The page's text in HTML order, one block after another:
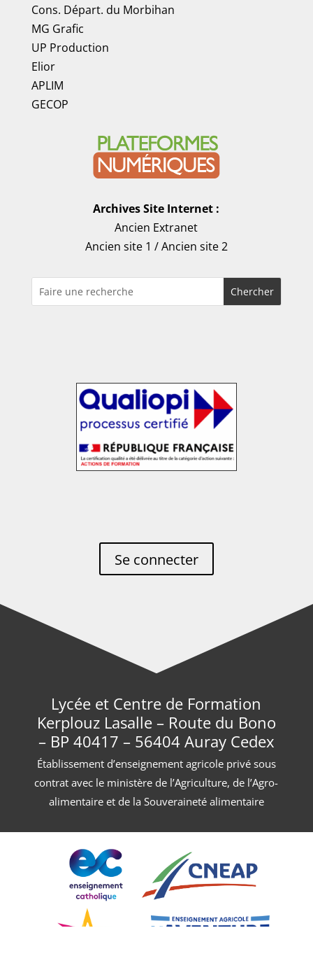
Cons. Départ. du Morbihan
MG Grafic
UP Production
Elior
APLIM
GECOP
Archives Site Internet :
Ancien Extranet
Ancien site 1 /Ancien site 2
Se connecter
Lycée et Centre de Formation
Kerplouz Lasalle – Route du Bono
– BP 40417 – 56404 Auray Cedex
Établissement d’enseignement agricole privé sous
contrat avec le ministère de l’Agriculture, de l’Agro-
alimentaire et de la Souveraineté alimentaire